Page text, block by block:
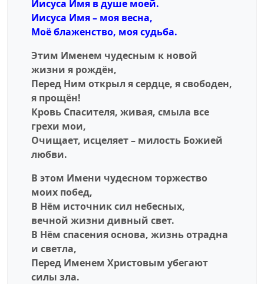
Иисуса Имя в душе моей.
Иисуса Имя – моя весна,
Моё блаженство, моя судьба.
Этим Именем чудесным к новой
жизни я рождён,
Перед Ним открыл я сердце, я свободен,
я прощён!
Кровь Спасителя, живая, смыла все
грехи мои,
Очищает, исцеляет – милость Божией
любви.
В этом Имени чудесном торжество
моих побед,
В Нём источник сил небесных,
вечной жизни дивный свет.
В Нём спасения основа, жизнь отрадна
и светла,
Перед Именем Христовым убегают
силы зла.